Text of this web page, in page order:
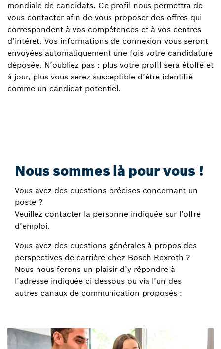
mondiale de candidats. Ce profil nous permettra de
vous contacter afin de vous proposer des offres qui
correspondent à vos compétences et à vos centres
d’intérêt. Vos informations de connexion vous seront
envoyées automatiquement une fois votre candidature
déposée. N’oubliez pas : plus votre profil sera étoffé et
à jour, plus vous serez susceptible d’être identifié
comme un candidat potentiel.
Nous sommes là pour vous !
Vous avez des questions précises concernant un
poste ?
Veuillez contacter la personne indiquée sur l’offre
d’emploi.
Vous avez des questions générales à propos des
perspectives de carrière chez Bosch Rexroth ?
Nous nous ferons un plaisir d’y répondre à
l’adresse indiquée ci-dessous ou via l’un des
autres canaux de communication proposés :